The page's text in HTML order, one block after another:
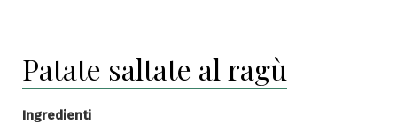
Patate saltate al ragù
Ingredienti